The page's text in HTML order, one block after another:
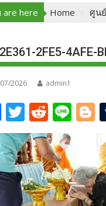
are here Home ศูน
2FE5-4AFE-
2026 admin1
F
ac
e
b
o
T
w
itt
er
R
e
d
di
t
Li
n o
g
g